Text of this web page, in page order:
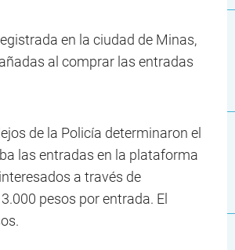
en la ciudad de Minas,
al comprar las entradas
de la Policía determinaron el
las entradas en la plataforma
a través de
pesos por entrada. El